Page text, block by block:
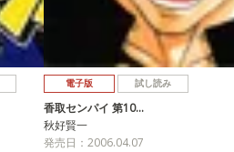
電子版 試し読み
香取センパイ 第10…
秋好賢一
発売日：2006.04.07